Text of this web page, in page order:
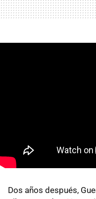
Dos años después,